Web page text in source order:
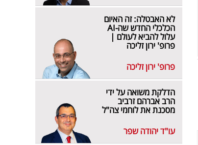
לא האבטלה: זה האיום
הכלכלי החדש שה-AI
עלול להביא לעולם |
פרופ' ירון זליכה
פרופ' ירון זליכה
הדלקת משואה על ידי
הרב אברהם זרביב
מסכנת את לוחמי צה"ל
עו"ד יהודה שפר